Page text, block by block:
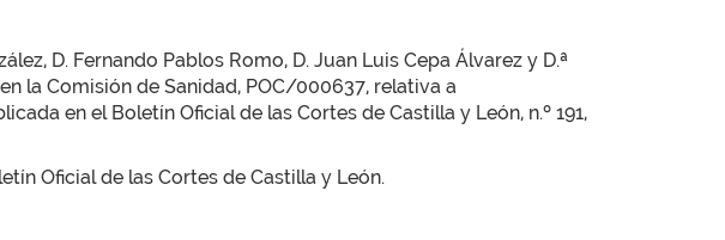
D. Fernando Pablos Romo, D. Juan Luis Cepa Álvarez y D.ª
la Comisión de Sanidad, POC/000637, relativa a
en el Boletín Oficial de las Cortes de Castilla y León, n.º 191,
Oficial de las Cortes de Castilla y León.